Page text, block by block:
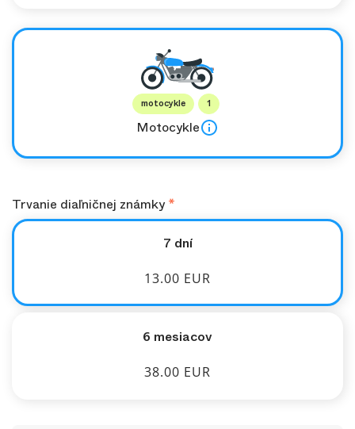
motocykle 1
Motocykle
Trvanie diaľničnej známky
7 dní
13.00 EUR
6 mesiacov
38.00 EUR